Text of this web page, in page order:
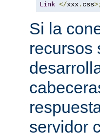
Link </xxx. css
Si la
recursos
servidor